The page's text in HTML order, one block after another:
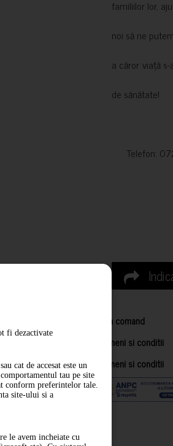
familiilor lor,
noi să ne
a căror viață
de sănătate!
Telefon:
Cum comand
Termeni si conditii
Termeni si conditii
fi dezactivate
cat de accesat este un
tau pe site
conform preferintelor tale.
site-ului si a
le avem incheiate cu